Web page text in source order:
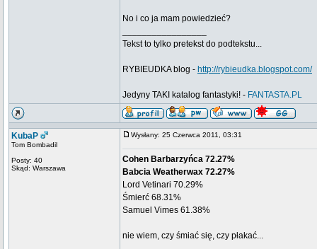
No i co ja mam powiedzieć?
Tekst to tylko pretekst do podtekstu...
RYBIEUDKA blog - http://rybieudka.blogspot.com/
Jedyny TAKI katalog fantastyki! - FANTASTA.PL
KubaP
Tom Bombadil
Posty: 40
Skąd: Warszawa
Wysłany: 25 Czerwca 2011, 03:31
Cohen Barbarzyńca 72.27%
Babcia Weatherwax 72.27%
Lord Vetinari 70.29%
Śmierć 68.31%
Samuel Vimes 61.38%
nie wiem, czy śmiać się, czy płakać...